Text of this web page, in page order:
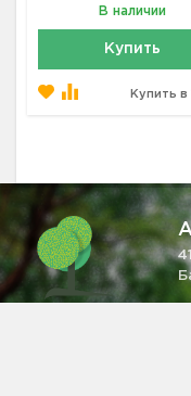
В наличии
Купить
Купить в